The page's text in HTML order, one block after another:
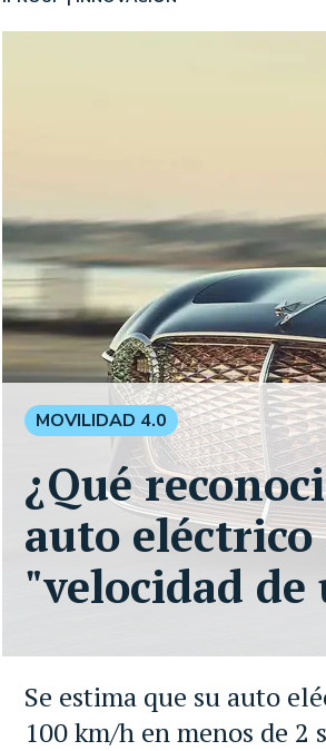
Se estima que su auto
100 km/h en menos de 2
MOVILIDAD 4.0
¿Qué
auto
"velocidad